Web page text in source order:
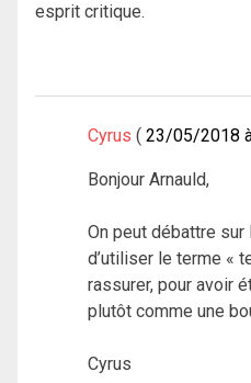
esprit critique.
Cyrus 23/05/2018
Bonjour Arnauld,
On peut débattre
d’utiliser le terme «
rassurer, pour avoir
plutôt comme une
Cyrus